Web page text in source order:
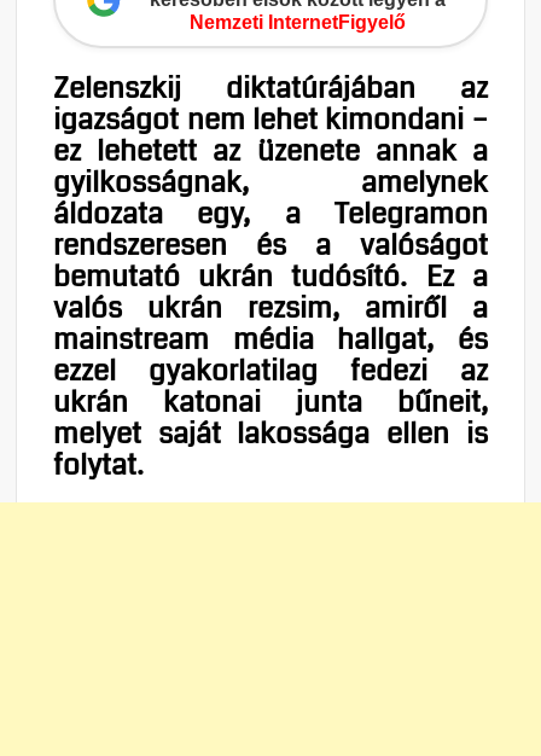
Nemzeti InternetFigyelő
Zelenszkij diktatúrájában az
igazságot nem lehet kimondani –
ez lehetett az üzenete annak a
gyilkosságnak, amelynek
áldozata egy, a Telegramon
rendszeresen és a valóságot
bemutató ukrán tudósító. Ez a
valós ukrán rezsim, amiről a
mainstream média hallgat, és
ezzel gyakorlatilag fedezi az
ukrán katonai junta bűneit,
melyet saját lakossága ellen is
folytat.